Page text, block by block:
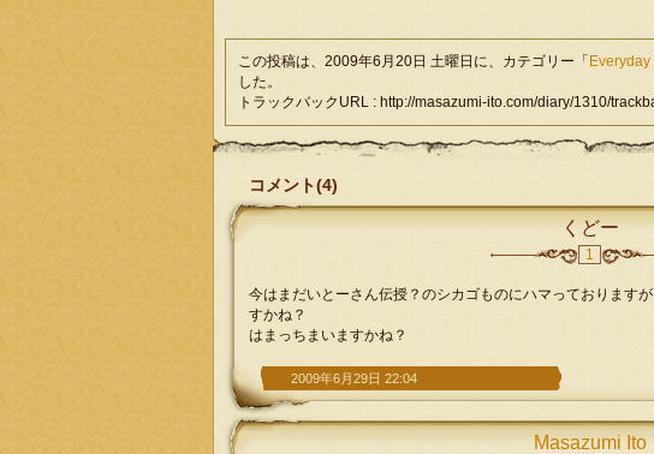
この投稿は、2009年6月20日 土曜日に、カテゴリー「 Everyday
した。
トラックバックURL : http://masazumi-ito.com/diary/1310/
コメント(4)
くどー
1
今はまだいとーさん伝授？のシカゴものにハマっております
すかね？
はまっちまいますかね？
2009年6月29日 22:04
Masazumi Ito